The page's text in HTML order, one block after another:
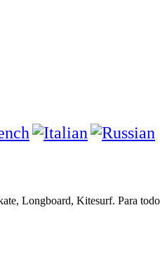
Longboard, Kitesurf. Para